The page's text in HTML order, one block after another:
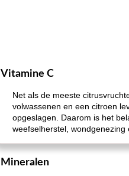
Vitamine C
Net als de meeste
volwassenen en een citroen
opgeslagen. Daarom is het
weefselherstel, wondgenezing
Mineralen